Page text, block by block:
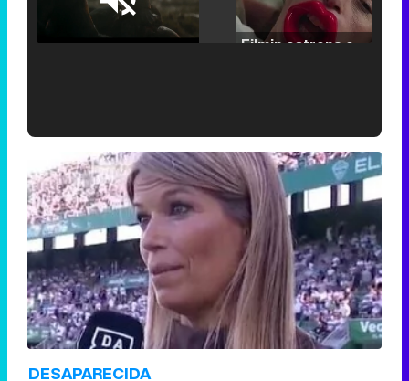
Unmute /
Loaded
25.30%
'120 Minutos' celebra sus 2.000 programas en Telemadrid con un vídeo del día a día en la redacción
Tráiler de '33 días', la nueva serie de Atresplayer con Julián Villagrán y José Manuel Poga
DESAPARECIDA